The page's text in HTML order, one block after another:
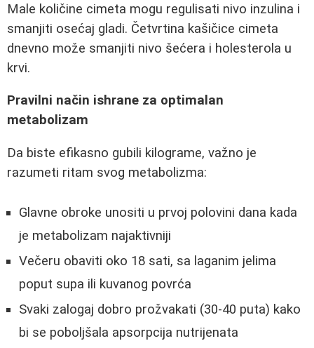
Male količine cimeta mogu regulisati nivo inzulina i
smanjiti osećaj gladi. Četvrtina kašičice cimeta
dnevno može smanjiti nivo šećera i holesterola u
krvi.
Pravilni način ishrane za optimalan
metabolizam
Da biste efikasno gubili kilograme, važno je
razumeti ritam svog metabolizma:
Glavne obroke unositi u prvoj polovini dana kada
je metabolizam najaktivniji
Večeru obaviti oko 18 sati, sa laganim jelima
poput supa ili kuvanog povrća
Svaki zalogaj dobro prožvakati (30-40 puta) kako
bi se poboljšala apsorpcija nutrijenata